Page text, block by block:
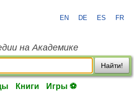
EN DE ES FR
на Академике
Найти!
Книги Игры ⚽